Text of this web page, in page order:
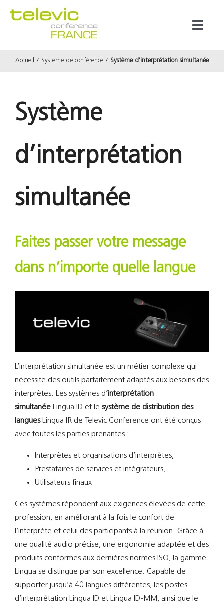
Produits
Accueil Système de conférence Système d'interprétation simultanée
Système
d’interprétation
simultanée
Faites passer votre message
dans n’importe quelle langue
L’interprétation simultanée est un métier complexe qui
nécessite des outils parfaitement adaptés aux besoins des
interprètes. Les systèmes d’interprétation
simultanée Lingua ID et le système de distribution des
languesLingua IR de Televic Conference ont été conçus
avec toutes les parties prenantes :
Interprètes et organisations d’interprètes,
Prestataires de services et intégrateurs,
Utilisateurs finaux
Ces systèmes répondent aux exigences élevées de cette
profession, en améliorant à la fois le confort de
l’interprète et celui des participants à la réunion. Grâce à
une qualité audio précise, une ergonomie adaptée et des
produits conformes aux dernières normes ISO, la gamme
Lingua se distingue par son excellence. Capable de
supporter jusqu’à 40 langues différentes, les postes
d’interprétation Lingua ID et Lingua ID-MM, ainsi que le